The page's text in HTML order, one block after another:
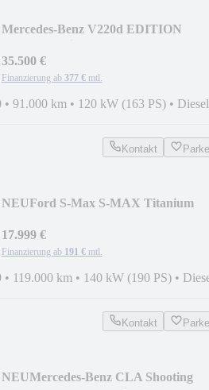
Mercedes-Benz V220d EDITION
35.500 €
Finanzierung ab 377 € mtl.
• 91.000 km • 120 kW (163 PS) • Diesel
Kontakt
NEUFord S-Max S-MAX Titanium
17.999 €
Finanzierung ab 191 € mtl.
• 119.000 km • 140 kW (190 PS) •
Kontakt
NEUMercedes-Benz CLA Shooting